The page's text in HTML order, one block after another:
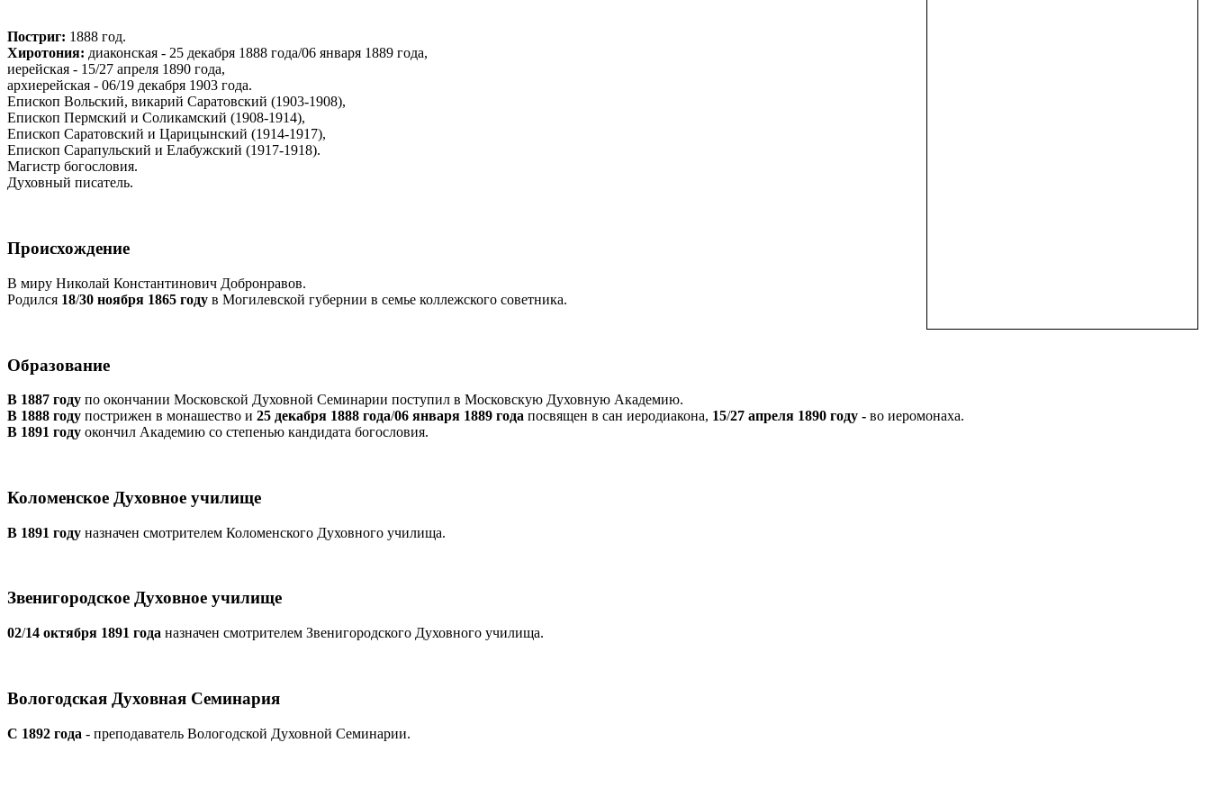
Постриг: 1888 год.
Хиротония: диаконская - 25 декабря 1888 года/06 января 1889 года,
иерейская - 15/27 апреля 1890 года,
архиерейская - 06/19 декабря 1903 года.
Епископ Вольский, викарий Саратовский (1903-1908),
Епископ Пермский и Соликамский (1908-1914),
Епископ Саратовский и Царицынский (1914-1917),
Епископ Сарапульский и Елабужский (1917-1918).
Магистр богословия.
Духовный писатель.
Происхождение
В миру Николай Константинович Добронравов.
Родился 18/30 ноября 1865 году в Могилевской губернии в семье коллежского советника.
Образование
В 1887 году по окончании Московской Духовной Семинарии поступил в Московскую Духовную Академию.
В 1888 году пострижен в монашество и 25 декабря 1888 года/06 января 1889 года посвящен в сан иеродиакона, 15/27 апреля 1890 году - во иеромонаха.
В 1891 году окончил Академию со степенью кандидата богословия.
Коломенское Духовное училище
В 1891 году назначен смотрителем Коломенского Духовного училища.
Звенигородское Духовное училище
02/14 октября 1891 года назначен смотрителем Звенигородского Духовного училища.
Вологодская Духовная Семинария
С 1892 года - преподаватель Вологодской Духовной Семинарии.